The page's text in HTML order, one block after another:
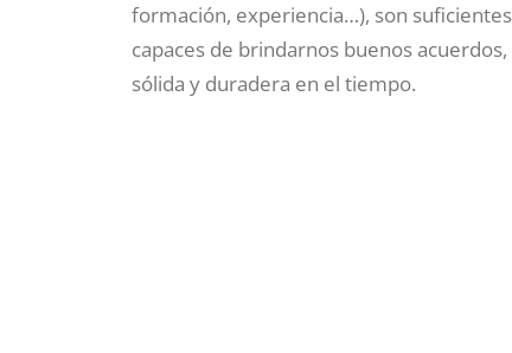
formación, experiencia…), son
capaces de brindarnos buenos
sólida y duradera en el tiempo.